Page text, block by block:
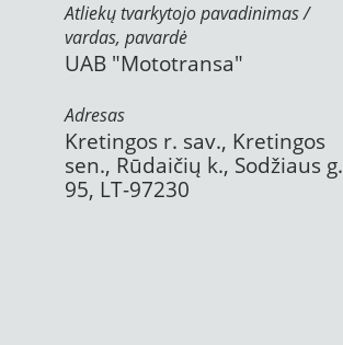
Atliekų tvarkytojo pavadinimas /
vardas, pavardė
UAB "Mototransa"
Adresas
Kretingos r. sav., Kretingos
sen., Rūdaičių k., Sodžiaus g.
95, LT-97230